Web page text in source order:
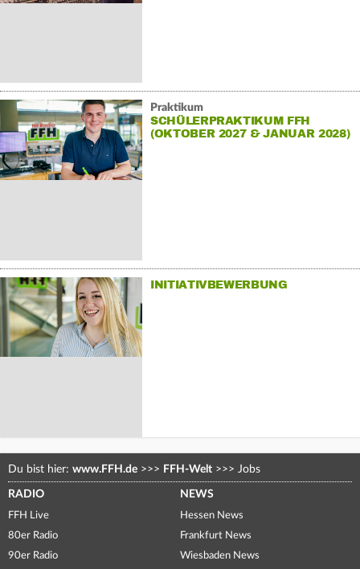
Praktikum
SCHÜLERPRAKTIKUM FFH
(OKTOBER 2027 & JANUAR 2028)
INITIATIVBEWERBUNG
Du bist hier: www.FFH.de >>> FFH-Welt >>> Jobs
RADIO
FFH Live
80er Radio
90er Radio
NEWS
Hessen News
Frankfurt News
Wiesbaden News